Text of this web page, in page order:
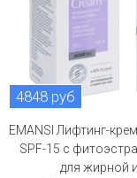
4848 руб
EMANSI Лифтинг-
SPF-15 с
для жирной и